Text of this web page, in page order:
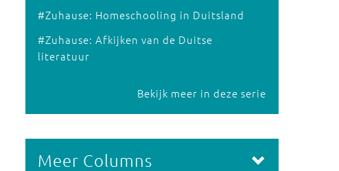
#Zuhause: Homeschooling in Duitsland
#Zuhause: Afkijken van de Duitse
literatuur
Bekijk meer in deze serie
Meer Columns